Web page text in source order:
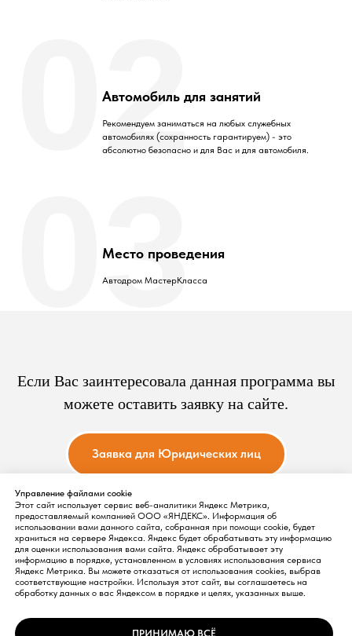
Управление файлами cookie
Этот сайт использует сервис веб-аналитики Яндекс Метрика,
предоставляемый компанией ООО «ЯНДЕКС». Информация об
использовании вами данного сайта, собранная при помощи cookie, будет
храниться на сервере Яндекса. Яндекс будет обрабатывать эту информацию
для оценки использования вами сайта. Яндекс обрабатывает эту
информацию в порядке, установленном в условиях использования сервиса
Яндекс Метрика. Вы можете отказаться от использования cookies, выбрав
соответствующие настройки. Используя этот сайт, вы соглашаетесь на
обработку данных о вас Яндексом в порядке и целях, указанных выше.
ПРИНИМАЮ ВСЁ
Автомобиль для занятий
Рекомендуем заниматься на любых служебных
автомобилях (сохранность гарантируем) - это
абсолютно безопасно и для Вас и для автомобиля.
02
Место проведения
Автодром МастерКласса
03
Если Вас заинтересовала данная программа вы
можете оставить заявку на сайте.
Заявка для Юридических лиц
ВОКОМ® Зарегистрированная марка ООО Центра